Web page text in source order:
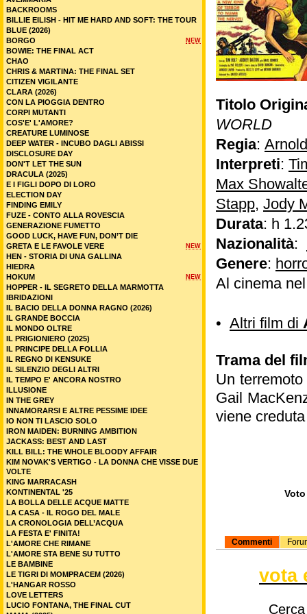
Titolo
WORLD
Regia:
Interpreti:
Max
Stapp, Jody
Durata: h
Nazionalità:
Genere:
Al cinema
• Altri film di
Trama del
Un
Gail
viene
Commenti
vota
BACKROOMS
BILLIE EILISH - HIT ME HARD AND SOFT: THE TOUR
BLUE (2026)
NEW
BORGO
BOWIE: THE FINAL ACT
CHAO
CHRIS & MARTINA: THE FINAL SET
CITIZEN VIGILANTE
CLARA (2026)
CON LA PIOGGIA DENTRO
CORPI MUTANTI
COS'E' L'AMORE?
CREATURE LUMINOSE
DEEP WATER - INCUBO DAGLI ABISSI
DISCLOSURE DAY
DON'T LET THE SUN
DRACULA (2025)
E I FIGLI DOPO DI LORO
ELECTION DAY
FINDING EMILY
FUZE - CONTO ALLA ROVESCIA
GENERAZIONE FUMETTO
GOOD LUCK, HAVE FUN, DON’T DIE
NEW
GRETA E LE FAVOLE VERE
HEN - STORIA DI UNA GALLINA
HIEDRA
NEW
HOKUM
HOPPER - IL SEGRETO DELLA MARMOTTA
IBRIDAZIONI
IL BACIO DELLA DONNA RAGNO (2026)
IL GRANDE BOCCIA
IL MONDO OLTRE
IL PRIGIONIERO (2025)
IL PRINCIPE DELLA FOLLIA
IL REGNO DI KENSUKE
IL SILENZIO DEGLI ALTRI
IL TEMPO E' ANCORA NOSTRO
ILLUSIONE
IN THE GREY
INNAMORARSI E ALTRE PESSIME IDEE
IO NON TI LASCIO SOLO
IRON MAIDEN: BURNING AMBITION
JACKASS: BEST AND LAST
KILL BILL: THE WHOLE BLOODY AFFAIR
KIM NOVAK'S VERTIGO - LA DONNA CHE VISSE DUE
VOLTE
KING MARRACASH
KONTINENTAL '25
LA BOLLA DELLE ACQUE MATTE
LA CASA - IL ROGO DEL MALE
LA CRONOLOGIA DELL’ACQUA
LA FESTA E' FINITA!
L'AMORE CHE RIMANE
L'AMORE STA BENE SU TUTTO
LE BAMBINE
LE TIGRI DI MOMPRACEM (2026)
L'HANGAR ROSSO
LOVE LETTERS
LUCIO FONTANA, THE FINAL CUT